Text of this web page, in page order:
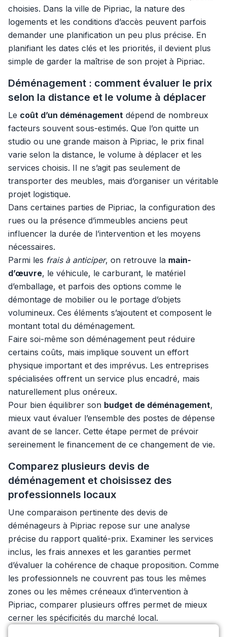
choisies. Dans la ville de Pipriac, la nature des
logements et les conditions d’accès peuvent parfois
demander une planification un peu plus précise. En
planifiant les dates clés et les priorités, il devient plus
simple de garder la maîtrise de son projet à Pipriac.
Déménagement : comment évaluer le prix
selon la distance et le volume à déplacer
Le coût d’un déménagement dépend de nombreux
facteurs souvent sous-estimés. Que l’on quitte un
studio ou une grande maison à Pipriac, le prix final
varie selon la distance, le volume à déplacer et les
services choisis. Il ne s’agit pas seulement de
transporter des meubles, mais d’organiser un véritable
projet logistique.
Dans certaines parties de Pipriac, la configuration des
rues ou la présence d’immeubles anciens peut
influencer la durée de l’intervention et les moyens
nécessaires.
Parmi les frais à anticiper, on retrouve la main-
d’œuvre, le véhicule, le carburant, le matériel
d’emballage, et parfois des options comme le
démontage de mobilier ou le portage d’objets
volumineux. Ces éléments s’ajoutent et composent le
montant total du déménagement.
Faire soi-même son déménagement peut réduire
certains coûts, mais implique souvent un effort
physique important et des imprévus. Les entreprises
spécialisées offrent un service plus encadré, mais
naturellement plus onéreux.
Pour bien équilibrer son budget de déménagement,
mieux vaut évaluer l’ensemble des postes de dépense
avant de se lancer. Cette étape permet de prévoir
sereinement le financement de ce changement de vie.
Comparez plusieurs devis de
déménagement et choisissez des
professionnels locaux
Une comparaison pertinente des devis de
déménageurs à Pipriac repose sur une analyse
précise du rapport qualité-prix. Examiner les services
inclus, les frais annexes et les garanties permet
d’évaluer la cohérence de chaque proposition. Comme
les professionnels ne couvrent pas tous les mêmes
zones ou les mêmes créneaux d’intervention à
Pipriac, comparer plusieurs offres permet de mieux
cerner les spécificités du marché local.